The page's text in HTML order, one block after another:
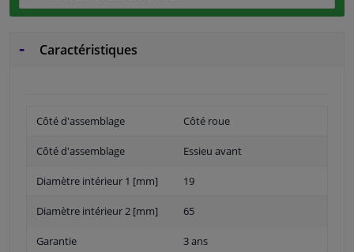
Caractéristiques
Côté d'assemblage Côté roue
Côté d'assemblage Essieu avant
Diamètre intérieur 1 [mm] 19
Diamètre intérieur 2 [mm] 65
Garantie 3 ans